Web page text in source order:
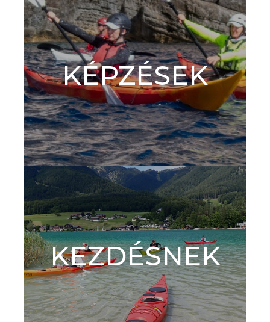
KÉPZÉSEK
KEZDÉSNEK